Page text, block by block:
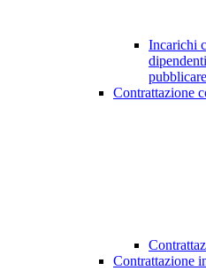
Incarichi
Contrattazione
Contrattazione